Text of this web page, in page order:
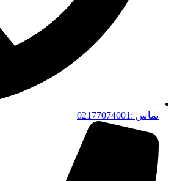
تماس :02177074001